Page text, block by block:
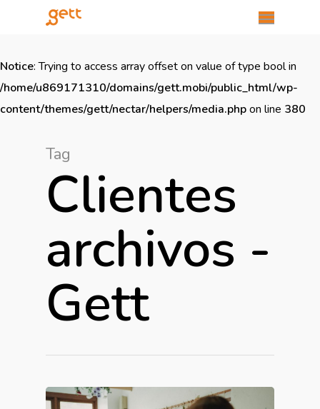
Notice: Trying to access array offset on value of type bool in
/home/u869171310/domains/gett.mobi/public_html/wp-
content/themes/gett/nectar/helpers/media.phpon line 380
Tag
Clientes
archivos -
Gett